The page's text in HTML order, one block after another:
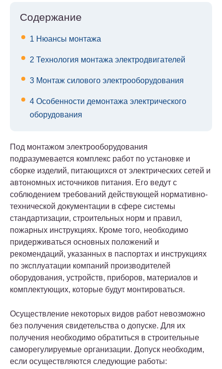
Содержание
1 Нюансы монтажа
2 Технология монтажа электродвигателей
3 Монтаж силового электрооборудования
4 Особенности демонтажа электрического
оборудования
Под монтажом электрооборудования
подразумевается комплекс работ по установке и
сборке изделий, питающихся от электрических сетей и
автономных источников питания. Его ведут с
соблюдением требований действующей нормативно-
технической документации в сфере системы
стандартизации, строительных норм и правил,
пожарных инструкциях. Кроме того, необходимо
придерживаться основных положений и
рекомендаций, указанных в паспортах и инструкциях
по эксплуатации компаний производителей
оборудования, устройств, приборов, материалов и
комплектующих, которые будут монтироваться.
Осуществление некоторых видов работ невозможно
без получения свидетельства о допуске. Для их
получения необходимо обратиться в строительные
саморегулируемые организации. Допуск необходим,
если осуществляются следующие работы: